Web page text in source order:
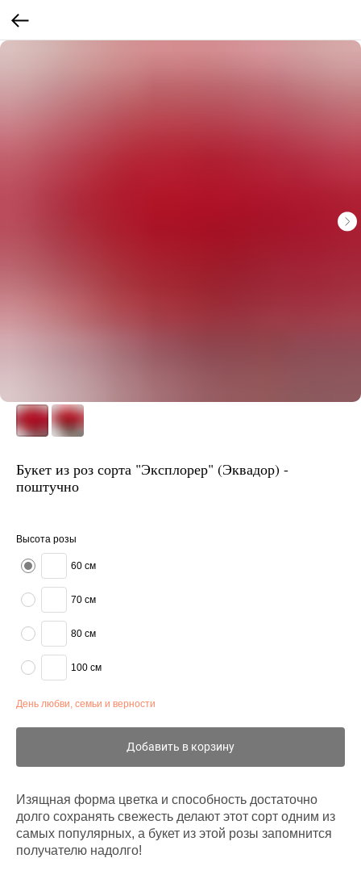
Букет из роз сорта "Эксплорер" (Эквадор) -
поштучно
Высота розы
60 см
70 см
80 см
100 см
День любви, семьи и верности
Добавить в корзину
Изящная форма цветка и способность достаточно
долго сохранять свежесть делают этот сорт одним из
самых популярных, а букет из этой розы запомнится
получателю надолго!